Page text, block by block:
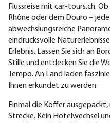
Flussreise mit car-tours.ch.
Rhône oder dem Douro –
abwechslungsreiche
eindrucksvolle
Erlebnis. Lassen Sie sich an
Stille und entdecken Sie die
Tempo. An Land laden
Ihnen erkundet zu werden.
Einmal die Koffer
Strecke. Kein Hotelwechsel